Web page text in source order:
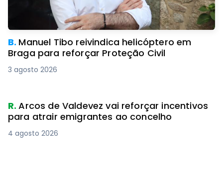
B. Manuel Tibo reivindica helicóptero em
Braga para reforçar Proteção Civil
3 agosto 2026
R.Arcos de Valdevez vai reforçar incentivos
para atrair emigrantes ao concelho
4 agosto 2026